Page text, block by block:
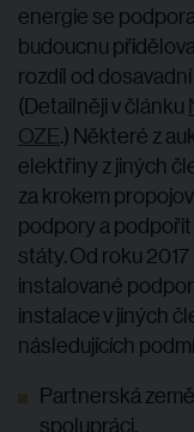
energie se
budoucnu
rozdíl od
(Detailněji v článku
OZE.) Některé z
elektřiny z jiných
za krokem
podpory a
státy. Od roku
instalované
instalace v jiných
následujících
Partnerská
spolupráci.